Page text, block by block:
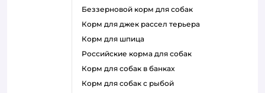
беззерновой корм для собак
корм для джек рассел терьера
корм для шпица
российские корма для собак
корм для собак в банках
корм для собак с рыбой